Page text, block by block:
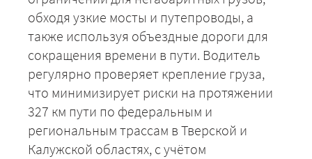
обходя узкие мосты и путепроводы, а
также используя объездные дороги для
сокращения времени в пути. Водитель
регулярно проверяет крепление груза,
что минимизирует риски на протяжении
327 км пути по федеральным и
региональным трассам в Тверской и
Калужской областях, с учётом
+7 (499) 520-05-23